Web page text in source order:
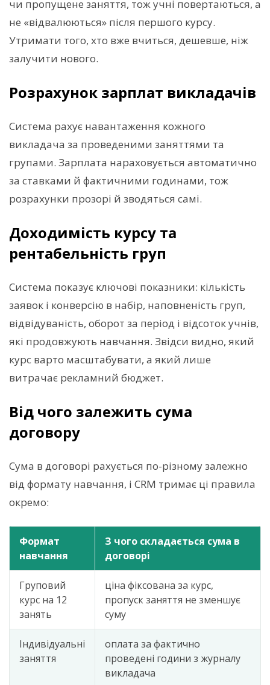
чи пропущене заняття, тож учні повертаються, а
не «відвалюються» після першого курсу.
Утримати того, хто вже вчиться, дешевше, ніж
залучити нового.
Розрахунок зарплат викладачів
Система рахує навантаження кожного
викладача за проведеними заняттями та
групами. Зарплата нараховується автоматично
за ставками й фактичними годинами, тож
розрахунки прозорі й зводяться самі.
Доходимість курсу та
рентабельність груп
Система показує ключові показники: кількість
заявок і конверсію в набір, наповненість груп,
відвідуваність, оборот за період і відсоток учнів,
які продовжують навчання. Звідси видно, який
курс варто масштабувати, а який лише
витрачає рекламний бюджет.
Від чого залежить сума
договору
Сума в договорі рахується по-різному залежно
від формату навчання, і CRM тримає ці правила
окремо:
Формат
навчання
З чого складається сума в
договорі
Груповий
курс на 12
занять
ціна фіксована за курс,
пропуск заняття не зменшує
суму
Індивідуальні
заняття
оплата за фактично
проведені години з журналу
викладача